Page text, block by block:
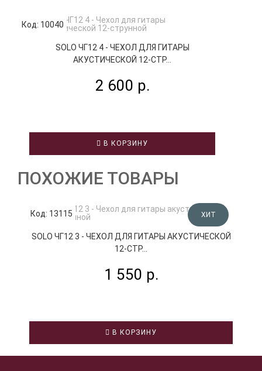
Код: 10040
SOLO ЧГ12 4 - ЧЕХОЛ ДЛЯ ГИТАРЫ
АКУСТИЧЕСКОЙ 12-СТР...
2 600 р.
В КОРЗИНУ
ПОХОЖИЕ ТОВАРЫ
Код: 13115 ХИТ
SOLO ЧГ12 3 - ЧЕХОЛ ДЛЯ ГИТАРЫ АКУСТИЧЕСКОЙ
12-СТР...
1 550 р.
В КОРЗИНУ